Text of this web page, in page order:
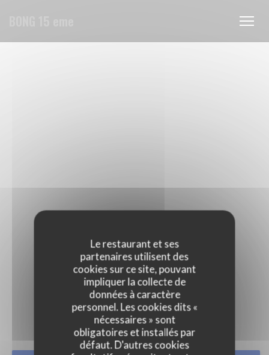
Le restaurant et ses
partenaires utilisent des
cookies sur ce site, pouvant
impliquer la collecte de
données à caractère
personnel. Les cookies dits «
nécessaires » sont
obligatoires et installés par
défaut. D'autres cookies
PHOTOS